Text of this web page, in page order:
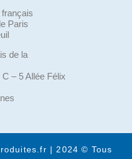
Paris
de la
– 5 Allée Félix
| 2024 © Tous